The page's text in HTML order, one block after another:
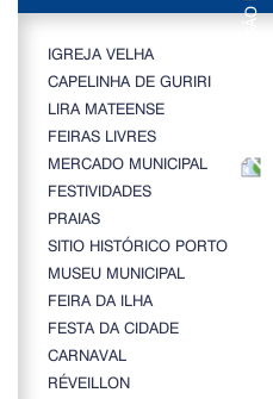
IGREJA VELHA
CAPELINHA DE GURIRI
LIRA MATEENSE
FEIRAS LIVRES
MERCADO MUNICIPAL
FESTIVIDADES
PRAIAS
SITIO HISTÓRICO PORTO
MUSEU MUNICIPAL
FEIRA DA ILHA
FESTA DA CIDADE
CARNAVAL
RÉVEILLON